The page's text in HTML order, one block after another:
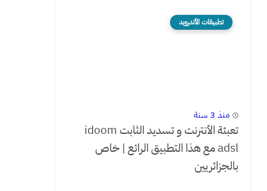
تطبيقات الأندرويد
منذ 3 سنة
تعبئة الأنترنت و تسديد الثابت idoom
adsl مع هذا التطبيق الرائع | خاص
بالجزائريين